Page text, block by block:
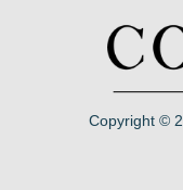
Copyright ©